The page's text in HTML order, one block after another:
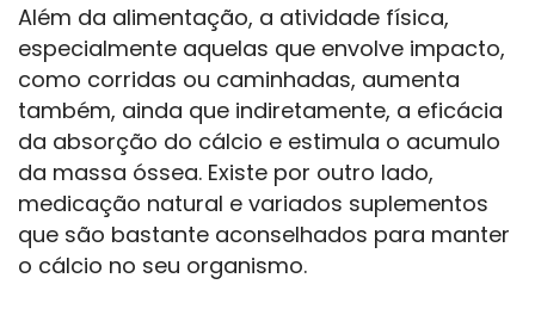
Além da alimentação, a atividade física,
especialmente aquelas que envolve impacto,
como corridas ou caminhadas, aumenta
também, ainda que indiretamente, a eficácia
da absorção do cálcio e estimula o acumulo
da massa óssea. Existe por outro lado,
medicação natural e variados suplementos
que são bastante aconselhados para manter
o cálcio no seu organismo.